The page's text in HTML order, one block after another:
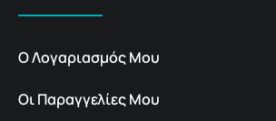
Ο Λογαριασμός Μου
Οι Παραγγελίες Μου